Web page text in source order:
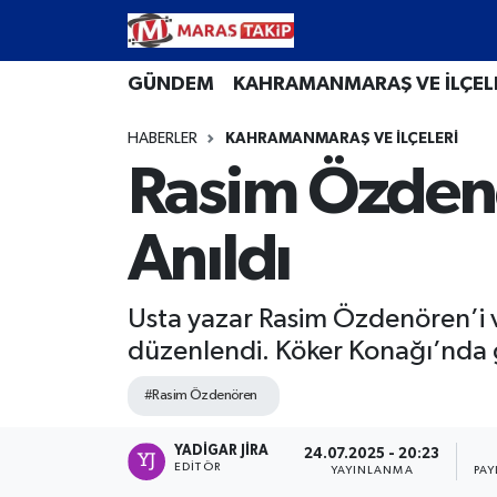
GÜNDEM KAHRAMANMARAŞ VE
HABERLER KAHRAMANMARAŞ VE İLÇELERİ
Rasim
Anıldı
Usta yazar Rasim Özdenören’i
düzenlendi. Köker
#Rasim Özdenören
YADIGAR JIRA
EDITÖR
24.07.2025 - 20:23
YAYINLANMA
Kahramanmaraş Nöbetçi Eczaneler
Kahramanmaraş Hava Durumu
Kahramanmaraş Namaz Vakitleri
Kahramanmaraş Trafik Yoğunluk Haritası
Süper Lig Puan Durumu ve Fikstür
Haber Arşivi